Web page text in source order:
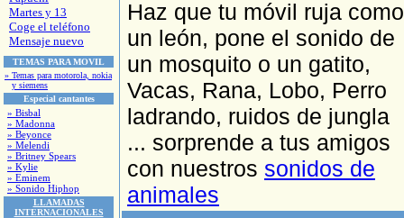
Martes y 13
Coge el teléfono
Mensaje nuevo
TEMAS PARA MOVIL
» Temas para motorola, nokia
y siemens
Especial cantantes
» Bisbal
» Madonna
» Beyonce
» Melendi
» Britney Spears
» Kylie
» Eminem
» Sonido Hiphop
LLAMADAS
INTERNACIONALES
Haz que tu móvil ruja como
un león, pone el sonido de
un mosquito o un gatito,
Vacas, Rana, Lobo, Perro
ladrando, ruidos de jungla
... sorprende a tus amigos
con nuestros sonidos de
animales